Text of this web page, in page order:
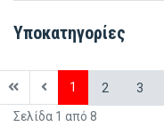
Υποκατηγορίες
1 2 3
Σελίδα 1 από 8